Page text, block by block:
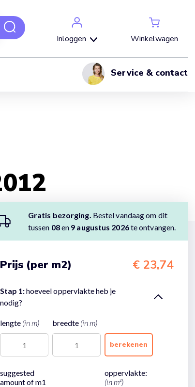
Inloggen Winkelwagen
Service & contact
Gratis bezorging. Bestel vandaag om dit
tussen 08en 9 augustus 2026te ontvangen.
Prijs (per m2) € 23,74
Stap 1:hoeveel oppervlakte heb je
nodig?
lengte (in m) breedte (in m)
berekenen
suggested
amount of m1
oppervlakte:
(in m²)